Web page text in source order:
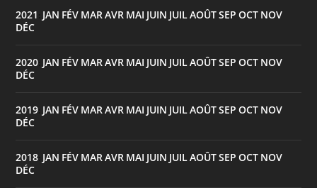
2021 JAN FÉV MARAVR MAI JUIN JUILAOÛTSEP OCT NOV
DÉC
2020 JAN FÉV MARAVR MAI JUIN JUILAOÛTSEP OCT NOV
DÉC
2019 JAN FÉV MARAVR MAI JUIN JUILAOÛTSEP OCT NOV
DÉC
2018 JAN FÉV MARAVR MAI JUIN JUILAOÛTSEP OCT NOV
DÉC